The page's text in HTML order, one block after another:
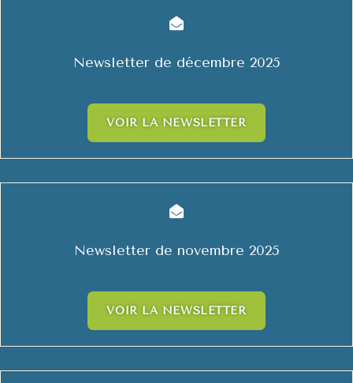

Newsletter de décembre 2025
VOIR LA NEWSLETTER

Newsletter de novembre 2025
VOIR LA NEWSLETTER